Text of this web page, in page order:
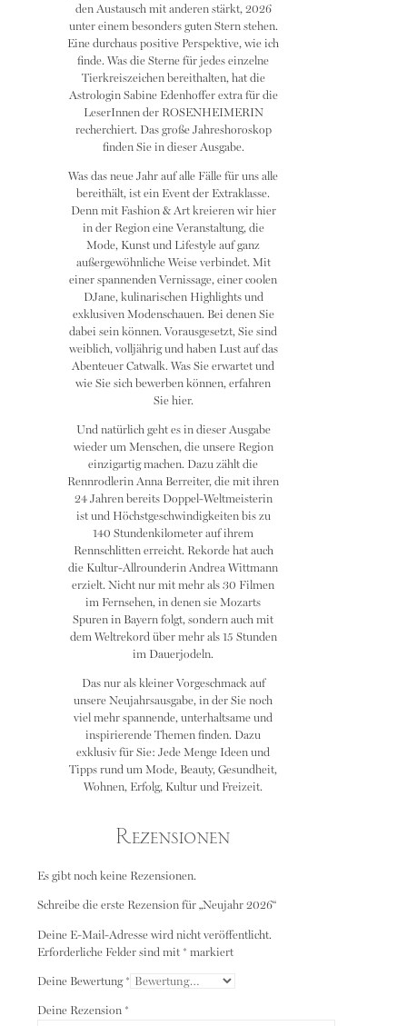
den Austausch mit anderen stärkt, 2026
unter einem besonders guten Stern stehen.
Eine durchaus positive Perspektive, wie ich
finde. Was die Sterne für jedes einzelne
Tierkreiszeichen bereithalten, hat die
Astrologin Sabine Edenhoffer extra für die
LeserInnen der ROSENHEIMERIN
recherchiert. Das große Jahreshoroskop
finden Sie in dieser Ausgabe.
Was das neue Jahr auf alle Fälle für uns alle
bereithält, ist ein Event der Extraklasse.
Denn mit Fashion & Art kreieren wir hier
in der Region eine Veranstaltung, die
Mode, Kunst und Lifestyle auf ganz
außergewöhnliche Weise verbindet. Mit
einer spannenden Vernissage, einer coolen
DJane, kulinarischen Highlights und
exklusiven Modenschauen. Bei denen Sie
dabei sein können. Vorausgesetzt, Sie sind
weiblich, volljährig und haben Lust auf das
Abenteuer Catwalk. Was Sie erwartet und
wie Sie sich bewerben können, erfahren
Sie hier.
Und natürlich geht es in dieser Ausgabe
wieder um Menschen, die unsere Region
einzigartig machen. Dazu zählt die
Rennrodlerin Anna Berreiter, die mit ihren
24 Jahren bereits Doppel-Weltmeisterin
ist und Höchstgeschwindigkeiten bis zu
140 Stundenkilometer auf ihrem
Rennschlitten erreicht. Rekorde hat auch
die Kultur-Allrounderin Andrea Wittmann
erzielt. Nicht nur mit mehr als 30 Filmen
im Fernsehen, in denen sie Mozarts
Spuren in Bayern folgt, sondern auch mit
dem Weltrekord über mehr als 15 Stunden
im Dauerjodeln.
Das nur als kleiner Vorgeschmack auf
unsere Neujahrsausgabe, in der Sie noch
viel mehr spannende, unterhaltsame und
inspirierende Themen finden. Dazu
exklusiv für Sie: Jede Menge Ideen und
Tipps rund um Mode, Beauty, Gesundheit,
Wohnen, Erfolg, Kultur und Freizeit.
Rezensionen
Es gibt noch keine Rezensionen.
Schreibe die erste Rezension für „Neujahr 2026“
Deine E-Mail-Adresse wird nicht veröffentlicht.
Erforderliche Felder sind mit * markiert
Deine Bewertung *
Deine Rezension *